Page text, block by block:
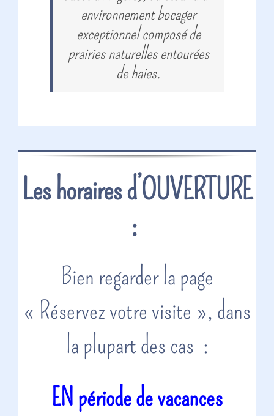
environnement bocager
exceptionnel composé de
prairies naturelles entourées
de haies.
Les horaires d’OUVERTURE
:
Bien regarder la page
« Réservez votre visite », dans
la plupart des cas :
EN période de vacances